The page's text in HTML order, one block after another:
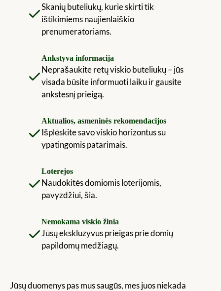
Skanių buteliukų, kurie skirti tik
ištikimiems naujienlaiškio
prenumeratoriams.
Ankstyva informacija
Neprašaukite retų viskio buteliukų – jūs
visada būsite informuoti laiku ir gausite
ankstesnį prieigą.
Aktualios, asmeninės rekomendacijos
Išplėskite savo viskio horizontus su
ypatingomis patarimais.
Loterejos
Naudokitės domiomis loterijomis,
pavyzdžiui, šia.
Nemokama viskio žinia
Jūsų ekskluzyvus prieigas prie domių
papildomų medžiagų.
Jūsų duomenys pas mus saugūs, mes juos niekada